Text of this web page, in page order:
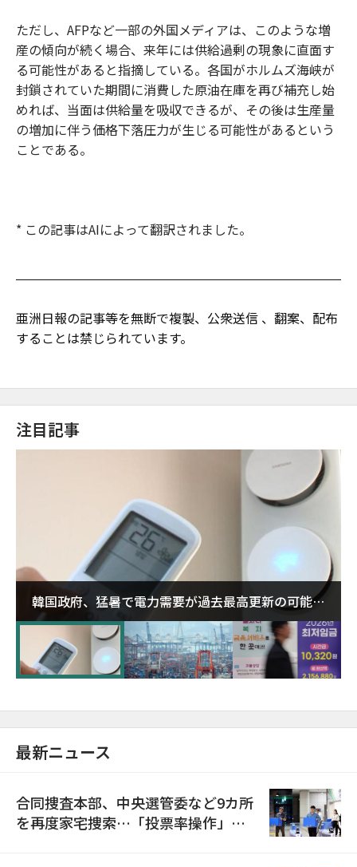
ただし、AFPなど一部の外国メディアは、このような増
産の傾向が続く場合、来年には供給過剰の現象に直面す
る可能性があると指摘している。各国がホルムズ海峡が
封鎖されていた期間に消費した原油在庫を再び補充し始
めれば、当面は供給量を吸収できるが、その後は生産量
の増加に伴う価格下落圧力が生じる可能性があるという
ことである。
* この記事はAIによって翻訳されました。
亜洲日報の記事等を無断で複製、公衆送信 、翻案、配布
することは禁じられています。
注目記事
韓国政府、猛暑で電力需要が過去最高更新の可能性
に需給対応体制を点検
最新ニュース
合同捜査本部、中央選管委など9カ所
を再度家宅捜索…「投票率操作」の